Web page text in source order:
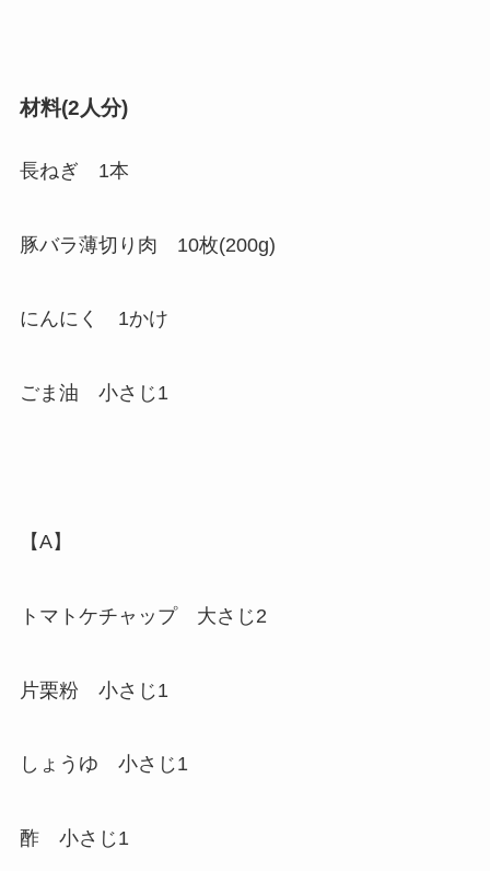
材料(2人分)
長ねぎ 1本
豚バラ薄切り肉 10枚(200g)
にんにく 1かけ
ごま油 小さじ1
【A】
トマトケチャップ 大さじ2
片栗粉 小さじ1
しょうゆ 小さじ1
酢 小さじ1